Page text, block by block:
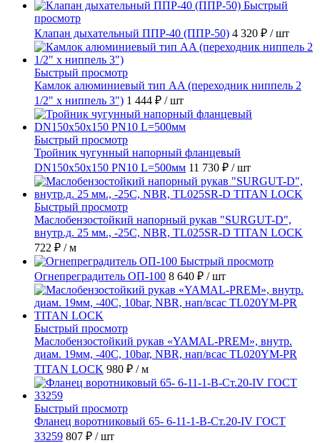
Быстрый
просмотр
Клапан дыхательный ППР-40 (ППР-50) 4 320 ₽ / шт
Быстрый просмотр
Камлок алюминиевый тип AA (переходник ниппель 2
1/2" х ниппель 3") 1 444 ₽ / шт
Быстрый просмотр
Тройник чугунный напорный фланцевый
DN150х50х150 PN10 L=500мм 11 730 ₽ / шт
Быстрый просмотр
Маслобензостойкий напорный рукав "SURGUT-D",
внутр.д. 25 мм., -25C, NBR, TL025SR-D TITAN LOCK
722 ₽ / м
Быстрый просмотр
Огнепреградитель ОП-100 8 640 ₽ / шт
Быстрый просмотр
Маслобензостойкий рукав «YAMAL-PREM», внутр.
диам. 19мм, -40C, 10bar, NBR, нап/всас TL020YM-PR
TITAN LOCK 980 ₽ / м
Быстрый просмотр
Фланец воротниковый 65- 6-11-1-B-Ст.20-IV ГОСТ
33259 807 ₽ / шт